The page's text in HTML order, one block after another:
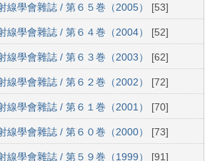
線學會雜誌 / 第６５巻（2005） [53]
線學會雜誌 / 第６４巻（2004） [52]
線學會雜誌 / 第６３巻（2003） [62]
線學會雜誌 / 第６２巻（2002） [72]
線學會雜誌 / 第６１巻（2001） [70]
線學會雜誌 / 第６０巻（2000） [73]
線學會雜誌 / 第５９巻（1999） [91]